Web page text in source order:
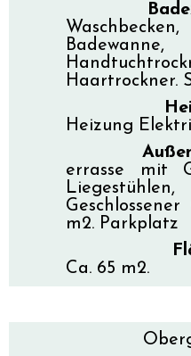
Haartrockner.
Heizung
errasse mit
m2. Parkplatz
Ca. 65 m2.